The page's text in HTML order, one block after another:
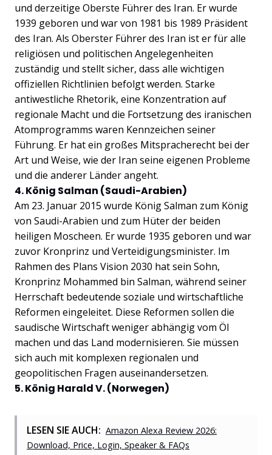
und derzeitige Oberste Führer des Iran. Er wurde
1939 geboren und war von 1981 bis 1989 Präsident
des Iran. Als Oberster Führer des Iran ist er für alle
religiösen und politischen Angelegenheiten
zuständig und stellt sicher, dass alle wichtigen
offiziellen Richtlinien befolgt werden. Starke
antiwestliche Rhetorik, eine Konzentration auf
regionale Macht und die Fortsetzung des iranischen
Atomprogramms waren Kennzeichen seiner
Führung. Er hat ein großes Mitspracherecht bei der
Art und Weise, wie der Iran seine eigenen Probleme
und die anderer Länder angeht.
4. König Salman (Saudi-Arabien)
Am 23. Januar 2015 wurde König Salman zum König
von Saudi-Arabien und zum Hüter der beiden
heiligen Moscheen. Er wurde 1935 geboren und war
zuvor Kronprinz und Verteidigungsminister. Im
Rahmen des Plans Vision 2030 hat sein Sohn,
Kronprinz Mohammed bin Salman, während seiner
Herrschaft bedeutende soziale und wirtschaftliche
Reformen eingeleitet. Diese Reformen sollen die
saudische Wirtschaft weniger abhängig vom Öl
machen und das Land modernisieren. Sie müssen
sich auch mit komplexen regionalen und
geopolitischen Fragen auseinandersetzen.
5. König Harald V. (Norwegen)
LESEN SIE AUCH: Amazon Alexa Review 2026:
Download, Price, Login, Speaker & FAQs